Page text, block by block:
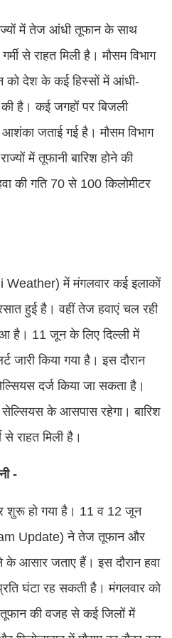
में तेज आंधी तूफान के साथ
से राहत मिली है। मौसम विभाग
देश के कई हिस्सों में आंधी-
की है। कई जगहों पर बिजली
जताई गई है। मौसम विभाग
में तूफानी बारिश होने की
की गति 70 से 100 किलोमीटर
Weather) में मंगलवार कई इलाकों
हुई है। वहीं तेज हवाएं चल रही
है। 11 जून के लिए दिल्ली में
जारी किया गया है। इस दौरान
दर्ज किया जा सकता है।
सेल्सियस के आसपास रहेगा। बारिश
से राहत मिली है।
-
शुरू हो गया है। 11 व 12 जून
Update) ने तेज तूफान और
आसार जताए हैं। इस दौरान हवा
घंटा रह सकती है। मंगलवार को
की वजह से कई जिलों में